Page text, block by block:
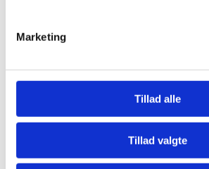
Marketing
Tillad alle
Tillad valgte
kæbeben. Hvis du har oplevet
knogleopbygning være en
God oral sundhed: Sundt
Generel sundhed: Tilstande, der